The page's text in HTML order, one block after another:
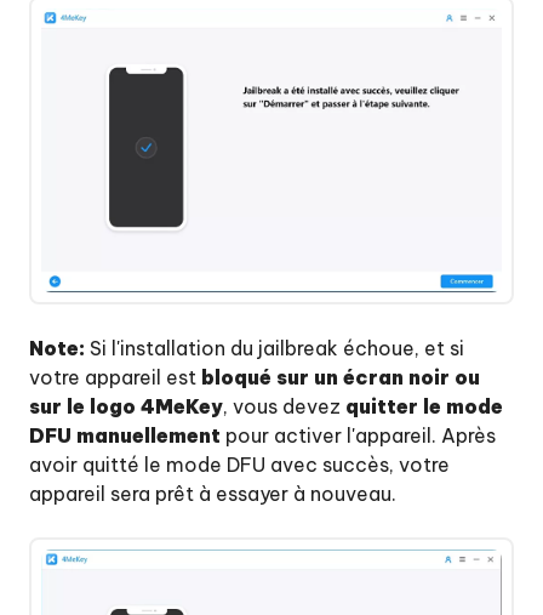
Note: Si l'installation du jailbreak échoue, et si
votre appareil est bloqué sur un écran noir ou
sur le logo 4MeKey, vous devez quitter le mode
DFU manuellement pour activer l'appareil. Après
avoir quitté le mode DFU avec succès, votre
appareil sera prêt à essayer à nouveau.